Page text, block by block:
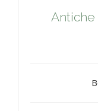
Antiche